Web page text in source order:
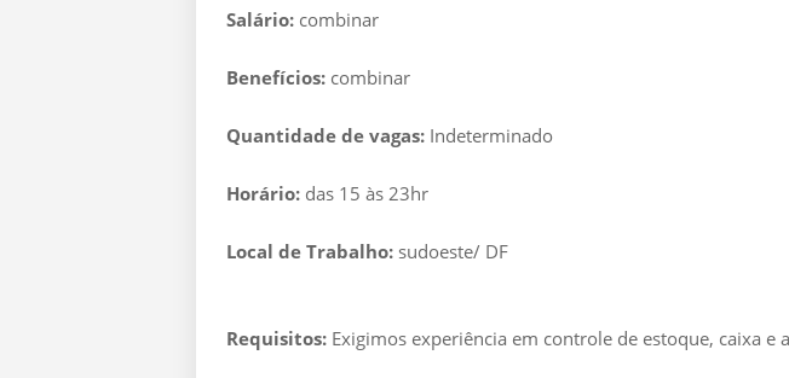
Salário: combinar
Benefícios: combinar
Quantidade de vagas: Indeterminado
Horário: das 15 às 23hr
Local de Trabalho: sudoeste/ DF
Requisitos: Exigimos experiência em controle de estoque, caixa e